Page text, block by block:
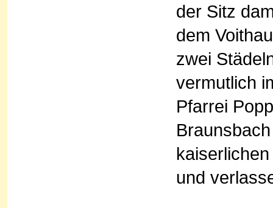
der Sitz
dem
zwei
vermutlich
Pfarrei
und